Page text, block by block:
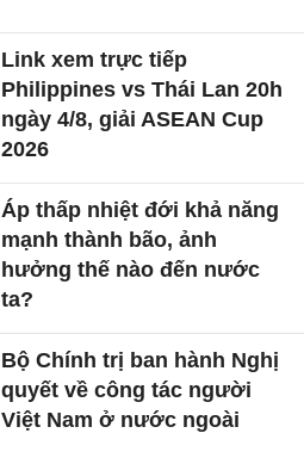
Link xem trực tiếp
Philippines vs Thái Lan 20h
ngày 4/8, giải ASEAN Cup
2026
Áp thấp nhiệt đới khả năng
mạnh thành bão, ảnh
hưởng thế nào đến nước
ta?
Bộ Chính trị ban hành Nghị
quyết về công tác người
Việt Nam ở nước ngoài